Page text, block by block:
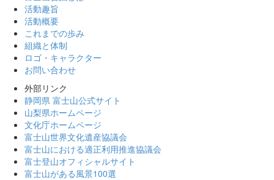
活動趣旨
活動概要
これまでの歩み
組織と体制
ロゴ・キャラクター
お問い合わせ
外部リンク
静岡県 富士山公式サイト
山梨県ホームページ
文化庁ホームページ
富士山世界文化遺産協議会
富士山における適正利用推進協議会
富士登山オフィシャルサイト
富士山がある風景100選